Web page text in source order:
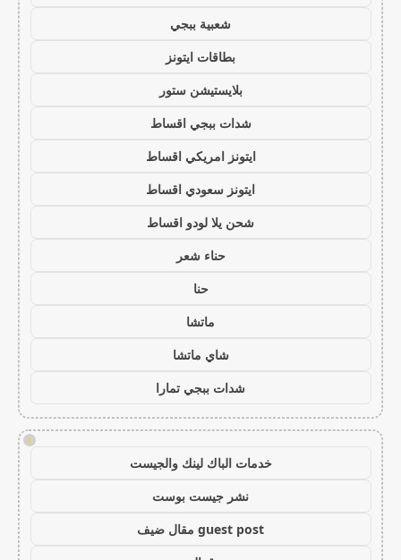
شعبية ببجي
بطاقات ايتونز
بلايستيشن ستور
شدات ببجي اقساط
ايتونز امريكي اقساط
ايتونز سعودي اقساط
شحن يلا لودو اقساط
حناء شعر
حنا
ماتشا
شاي ماتشا
شدات ببجي تمارا
!
خدمات الباك لينك والجيست
نشر جيست بوست
guest post مقال ضيف